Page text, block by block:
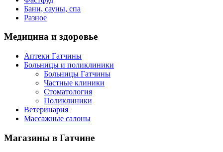
Бани, сауны, спа
Разное
Медицина и здоровье
Аптеки Гатчины
Больницы и поликлиники
Больницы Гатчины
Частные клиники
Стоматология
Поликлиники
Ветеринария
Массажные салоны
Магазины в Гатчине